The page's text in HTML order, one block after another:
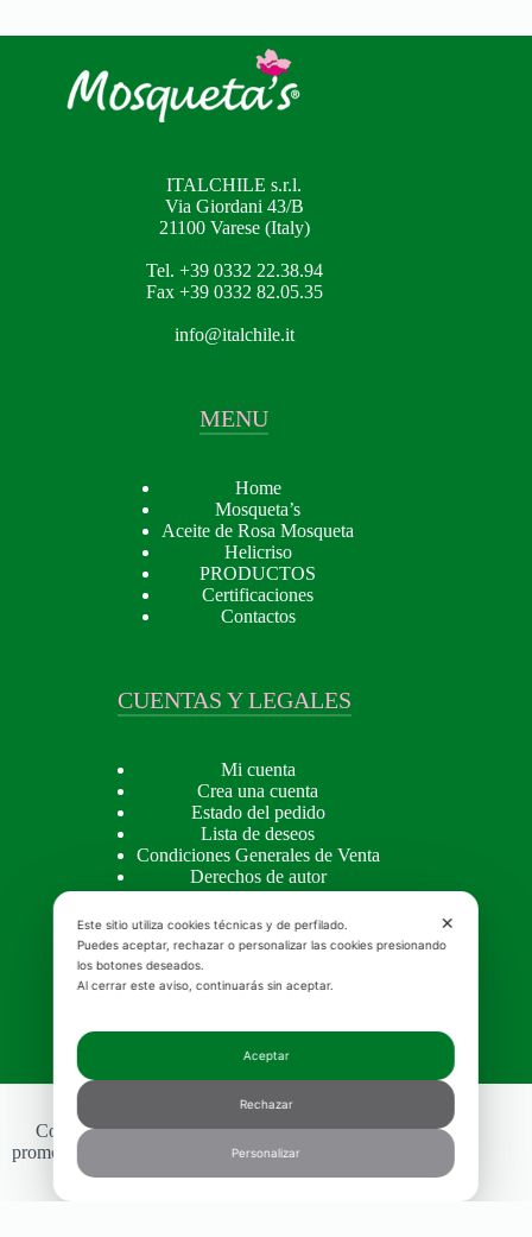
ITALCHILE s.r.l.
Via Giordani 43/B
21100 Varese (Italy)
Tel. +39 0332 22.38.94
Fax +39 0332 82.05.35
info@italchile.it
MENU
Home
Mosqueta’s
Aceite de Rosa Mosqueta
Helicriso
PRODUCTOS
Certificaciones
Contactos
CUENTAS Y LEGALES
Mi cuenta
Crea una cuenta
Estado del pedido
Lista de deseos
Condiciones Generales de Venta
Derechos de autor
Privacy Policy
Cookie Policy
Copyright © 2026 MOSQUETA'S - Realizzazione e
promozione siti web
MGWebSolutions.ch
✕
Este sitio utiliza cookies técnicas y de perfilado.
Puedes aceptar, rechazar o personalizar las cookies presionando
los botones deseados.
Al cerrar este aviso, continuarás sin aceptar.
Aceptar
Rechazar
Personalizar